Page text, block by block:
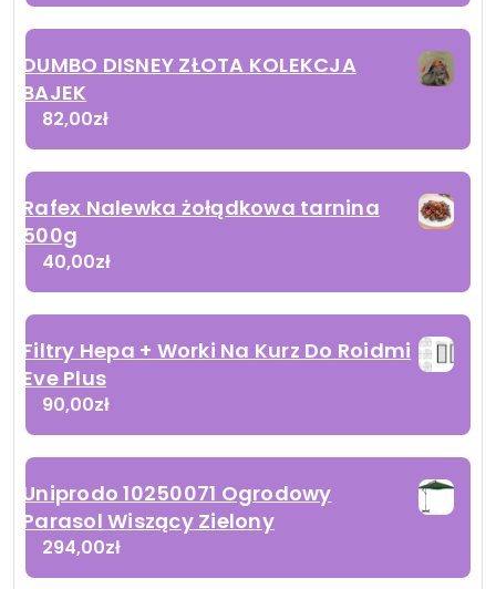
DUMBO DISNEY ZŁOTA KOLEKCJA
BAJEK
82,00zł
Rafex Nalewka żołądkowa tarnina
500g
40,00zł
Filtry Hepa + Worki Na Kurz Do Roidmi
Eve Plus
90,00zł
Uniprodo 10250071 Ogrodowy
Parasol Wiszący Zielony
294,00zł